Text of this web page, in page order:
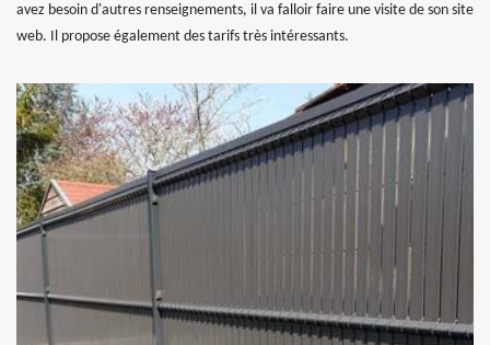
avez besoin d'autres renseignements, il va falloir faire une visite de son site
web. Il propose également des tarifs très intéressants.